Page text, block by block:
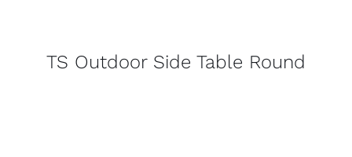
TS Outdoor Side Table Round